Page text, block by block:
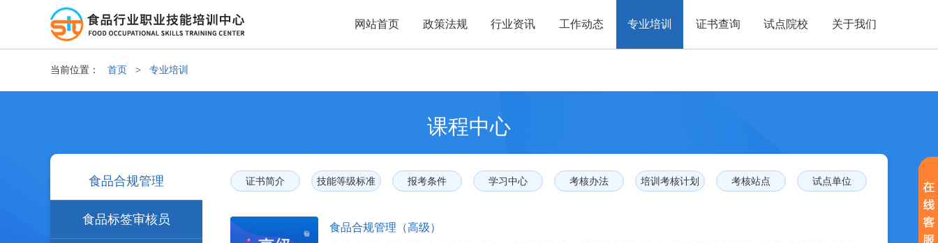
网站首页 政策法规 行业资讯 工作动态 专业培训 证书查询 试点院校 关于我们
当前位置： 首页 > 专业培训
课程中心
食品合规管理
食品标签审核员
证书简介 技能等级标准 报考条件 学习中心 考核办法 培训考核计划 考核站点 试点单位
食品合规管理（高级）